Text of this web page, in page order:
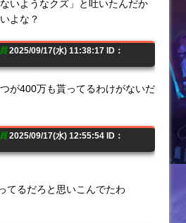
いようなクズ」と吐いたんだか
よな？
2025/09/17(水) 11:38:17 ID：
が400万も貰ってるわけがないだ
2025/09/17(水) 12:55:54 ID：
てるだろと思いこんでたわ